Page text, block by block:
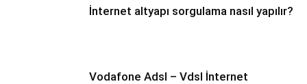
İnternet altyapı sorgulama nasıl yapılır?
Vodafone Adsl – Vdsl İnternet